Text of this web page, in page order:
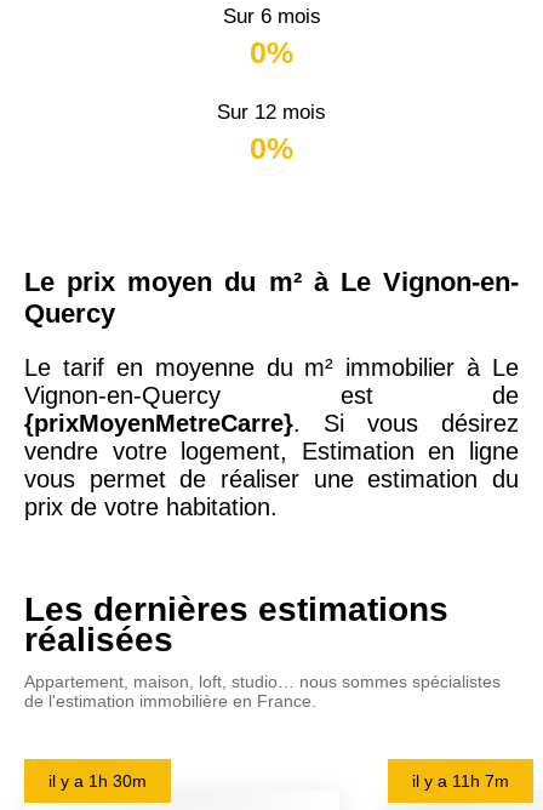
Sur 6 mois
0%
Sur 12 mois
0%
Le prix moyen du m² à Le Vignon-en-
Quercy
Le tarif en moyenne du m² immobilier à Le
Vignon-en-Quercy est de
{prixMoyenMetreCarre}. Si vous désirez
vendre votre logement, Estimation en ligne
vous permet de réaliser une estimation du
prix de votre habitation.
Les dernières estimations
réalisées
Appartement, maison, loft, studio… nous sommes spécialistes
de l'estimation immobilière en France.
il y a 1h 30m il y a 11h 7m